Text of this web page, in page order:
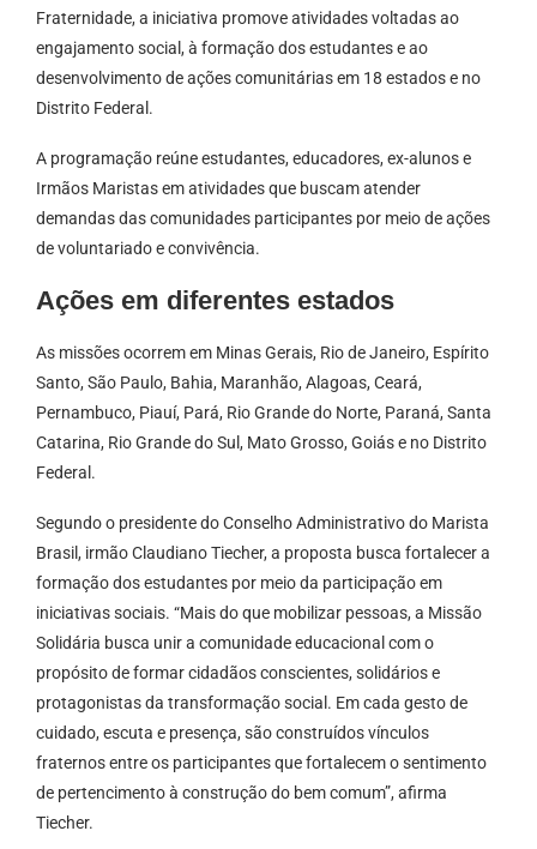
Fraternidade, a iniciativa promove atividades voltadas ao
engajamento social, à formação dos estudantes e ao
desenvolvimento de ações comunitárias em 18 estados e no
Distrito Federal.
A programação reúne estudantes, educadores, ex-alunos e
Irmãos Maristas em atividades que buscam atender
demandas das comunidades participantes por meio de ações
de voluntariado e convivência.
Ações em diferentes estados
As missões ocorrem em Minas Gerais, Rio de Janeiro, Espírito
Santo, São Paulo, Bahia, Maranhão, Alagoas, Ceará,
Pernambuco, Piauí, Pará, Rio Grande do Norte, Paraná, Santa
Catarina, Rio Grande do Sul, Mato Grosso, Goiás e no Distrito
Federal.
Segundo o presidente do Conselho Administrativo do Marista
Brasil, irmão Claudiano Tiecher, a proposta busca fortalecer a
formação dos estudantes por meio da participação em
iniciativas sociais. “Mais do que mobilizar pessoas, a Missão
Solidária busca unir a comunidade educacional com o
propósito de formar cidadãos conscientes, solidários e
protagonistas da transformação social. Em cada gesto de
cuidado, escuta e presença, são construídos vínculos
fraternos entre os participantes que fortalecem o sentimento
de pertencimento à construção do bem comum”, afirma
Tiecher.